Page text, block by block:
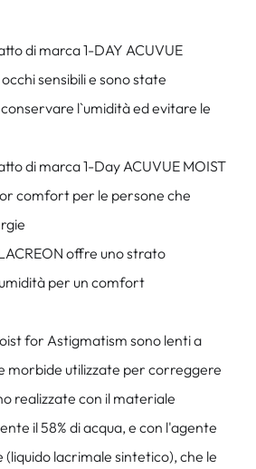
di marca 1-DAY ACUVUE
sensibili e sono state
l`umidità ed evitare le
di marca 1-Day ACUVUE MOIST
comfort per le persone che
offre uno strato
per un comfort
for Astigmatism sono lenti a
morbide utilizzate per correggere
realizzate con il materiale
il 58% di acqua, e con l'agente
lacrimale sintetico), che le